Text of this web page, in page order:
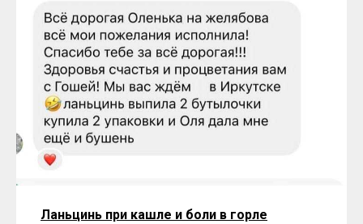
Ланьцинь при кашле и боли в горле